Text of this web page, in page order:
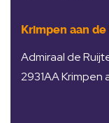
Krimpen aan de
Admiraal de
2931AA Krimpen